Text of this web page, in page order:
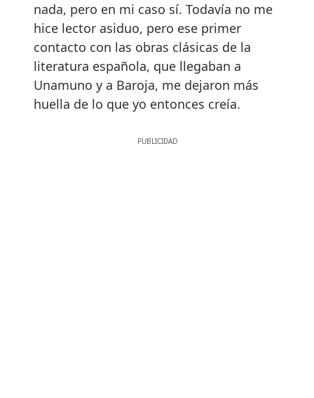
nada, pero en mi caso sí. Todavía no me
hice lector asiduo, pero ese primer
contacto con las obras clásicas de la
literatura española, que llegaban a
Unamuno y a Baroja, me dejaron más
huella de lo que yo entonces creía.